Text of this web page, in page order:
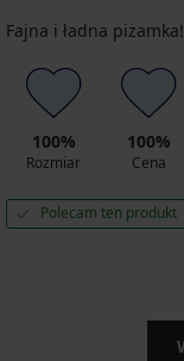
Fajna i ładna
100%
Rozmiar
100%
Cena
Polecam ten produkt